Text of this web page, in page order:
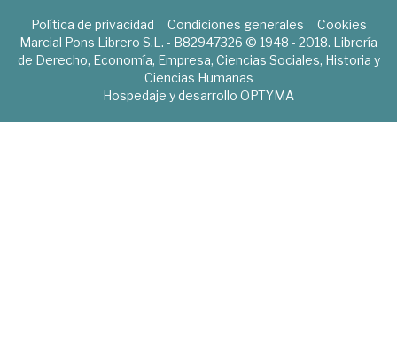
Política de privacidad Condiciones generales
Cookies
Marcial Pons Librero S.L. - B82947326 © 1948 - 2018. Librería
de Derecho, Economía, Empresa, Ciencias Sociales, Historia y
Ciencias Humanas
Hospedaje y desarrollo OPTYMA